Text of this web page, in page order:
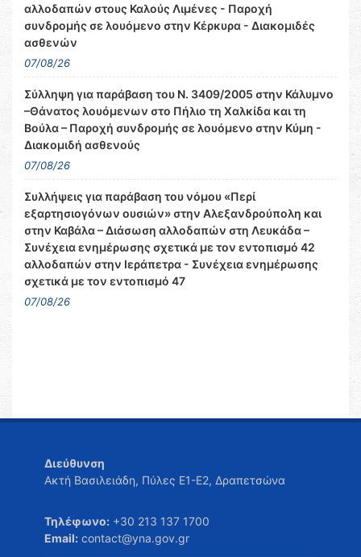
αλλοδαπών στους Καλούς Λιμένες - Παροχή
συνδρομής σε λουόμενο στην Κέρκυρα - Διακομιδές
ασθενών
07/08/26
Σύλληψη για παράβαση του Ν. 3409/2005 στην Κάλυμνο
–Θάνατος λουόμενων στο Πήλιο τη Χαλκίδα και τη
Βούλα – Παροχή συνδρομής σε λουόμενο στην Κύμη -
Διακομιδή ασθενούς
07/08/26
Συλλήψεις για παράβαση του νόμου «Περί
εξαρτησιογόνων ουσιών» στην Αλεξανδρούπολη και
στην Καβάλα – Διάσωση αλλοδαπών στη Λευκάδα –
Συνέχεια ενημέρωσης σχετικά με τον εντοπισμό 42
αλλοδαπών στην Ιεράπετρα - Συνέχεια ενημέρωσης
σχετικά με τον εντοπισμό 47
07/08/26
Διεύθυνση
Ακτή Βασιλειάδη, Πύλες Ε1-Ε2, Δραπετσώνα
Τηλέφωνο: +30 213 137 1700
Email: contact@yna.gov.gr